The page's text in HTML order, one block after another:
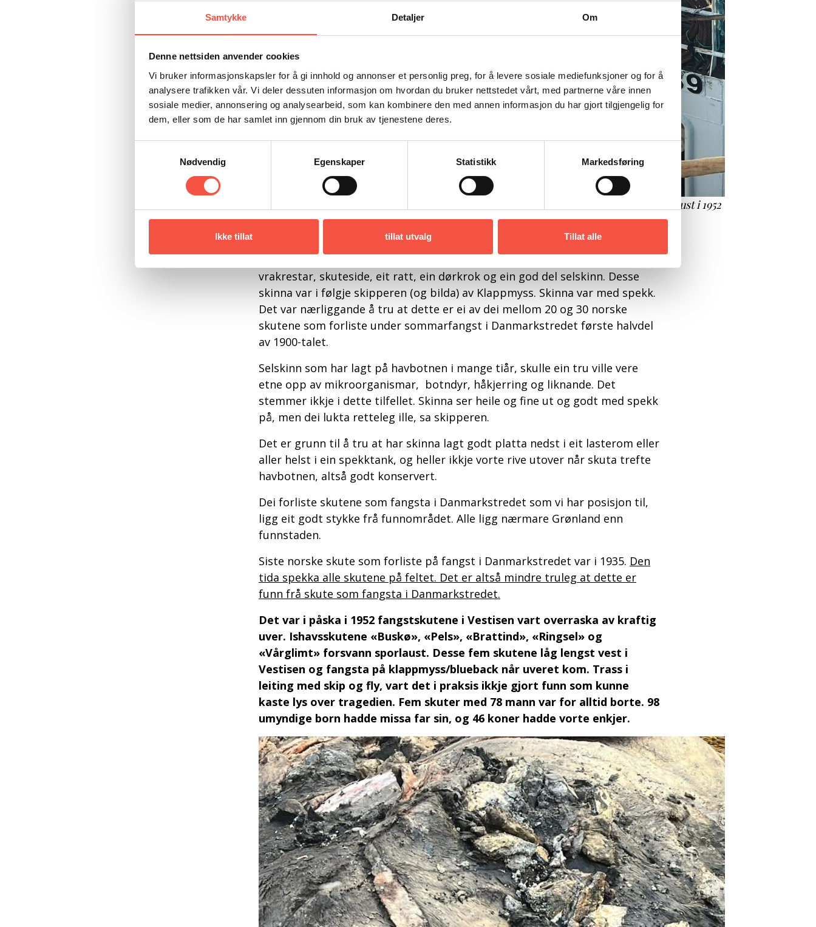
Samtykke Detaljer Om
Denne nettsiden anvender cookies
Vi bruker informasjonskapsler for å gi innhold og annonser et personlig preg, for å levere sosiale mediefunksjoner og for å
analysere trafikken vår. Vi deler dessuten informasjon om hvordan du bruker nettstedet vårt, med partnerne våre innen
sosiale medier, annonsering og analysearbeid, som kan kombinere den med annen informasjon du har gjort tilgjengelig for
dem, eller som de har samlet inn gjennom din bruk av tjenestene deres.
Nødvendig
Egenskaper Statistikk Markedsføring
Ikke tillat tillat utvalg Tillat alle
Dette kan vere delar av skutesida på ei av dei fem selfangstskutene som forsvann sporlaust i 1952
i Vesterisen mellom Island og Grønland. Alle Foto frå: Gisli Snæbjörnsson
Funnet vart i følgje skipper Jon Frimann Eirikson gjort på om lag 66 grader
vrakrestar, skuteside, eit ratt, ein dørkrok og ein god del selskinn. Desse
skinna var i følgje skipperen (og bilda) av Klappmyss. Skinna var med spekk.
Det var nærliggande å tru at dette er ei av dei mellom 20 og 30 norske
skutene som forliste under sommarfangst i Danmarkstredet første halvdel
av 1900-talet.
Selskinn som har lagt på havbotnen i mange tiår, skulle ein tru ville vere
etne opp av mikroorganismar, botndyr, håkjerring og liknande. Det
stemmer ikkje i dette tilfellet. Skinna ser heile og fine ut og godt med spekk
på, men dei lukta retteleg ille, sa skipperen.
Det er grunn til å tru at har skinna lagt godt platta nedst i eit lasterom eller
aller helst i ein spekktank, og heller ikkje vorte rive utover når skuta trefte
havbotnen, altså godt konservert.
Dei forliste skutene som fangsta i Danmarkstredet som vi har posisjon til,
ligg eit godt stykke frå funnområdet. Alle ligg nærmare Grønland enn
funnstaden.
Siste norske skute som forliste på fangst i Danmarkstredet var i 1935. Den
tida spekka alle skutene på feltet. Det er altså mindre truleg at dette er
funn frå skute som fangsta i Danmarkstredet.
Det var i påska i 1952 fangstskutene i Vestisen vart overraska av kraftig
uver. Ishavsskutene «Buskø», «Pels», «Brattind», «Ringsel» og
«Vårglimt» forsvann sporlaust. Desse fem skutene låg lengst vest i
Vestisen og fangsta på klappmyss/blueback når uveret kom. Trass i
leiting med skip og fly, vart det i praksis ikkje gjort funn som kunne
kaste lys over tragedien. Fem skuter med 78 mann var for alltid borte. 98
umyndige born hadde missa far sin, og 46 koner hadde vorte enkjer.